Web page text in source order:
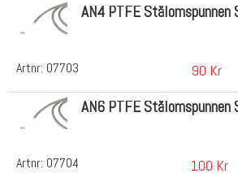
Artnr: 07703
AN4 PTFE Stålomspunnen
90 Kr
Artnr: 07704
AN6 PTFE Stålomspunnen
100 Kr